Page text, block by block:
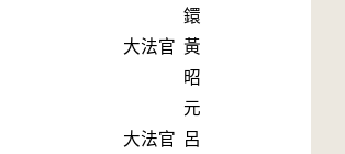
鐶
大法官 黃
昭
元
大法官 呂